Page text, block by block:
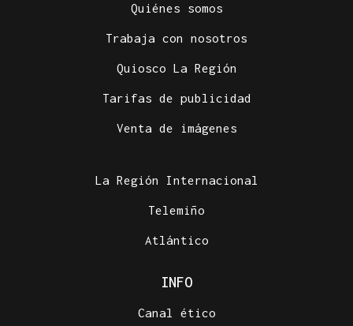
Lalo Pavón
Quiénes somos
Trabaja con nosotros
Quiosco La Región
Tarifas de publicidad
Venta de imágenes
La Región Internacional
Telemiño
Atlántico
INFO
Canal ético